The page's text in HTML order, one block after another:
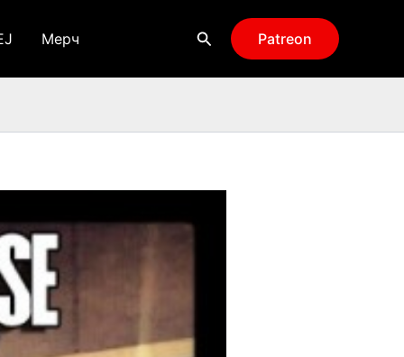
Мерч Поиск Patreon